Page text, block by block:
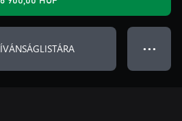
● ● ●